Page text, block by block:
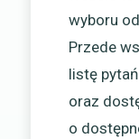
wyboru
Przede
listę
oraz
o